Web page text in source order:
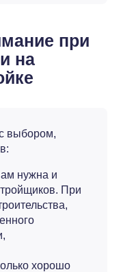
при
на
выбором,
нужна и
При
хорошо